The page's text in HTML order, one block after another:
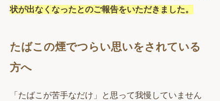
状が出なくなったとのご報告をいただきました。
たばこの煙でつらい思いをされている
方へ
「たばこが苦手なだけ」と思って我慢していません